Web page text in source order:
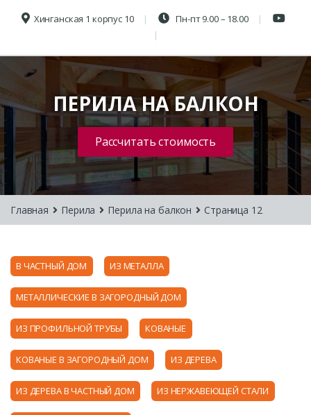
Хинганская 1 корпус 10 Пн-пт 9.00 – 18.00
ПЕРИЛА НА БАЛКОН
Рассчитать стоимость
Главная Перила Перила на балкон Страница 12
В ЧАСТНЫЙ ДОМ ИЗ МЕТАЛЛА
МЕТАЛЛИЧЕСКИЕ В ЗАГОРОДНЫЙ ДОМ
ИЗ ПРОФИЛЬНОЙ ТРУБЫ КОВАНЫЕ
КОВАНЫЕ В ЗАГОРОДНЫЙ ДОМ ИЗ ДЕРЕВА
ИЗ ДЕРЕВА В ЧАСТНЫЙ ДОМ ИЗ НЕРЖАВЕЮЩЕЙ СТАЛИ